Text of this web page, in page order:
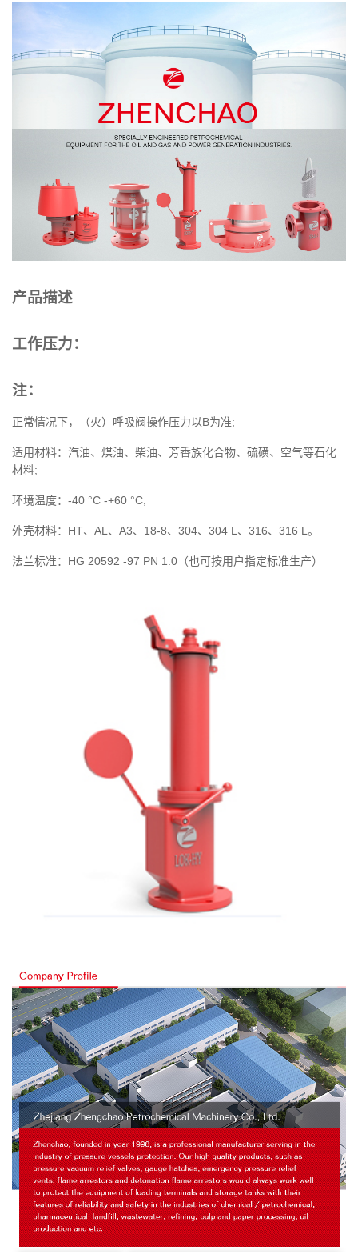
产品描述
工作压力：
注：
正常情况下，（火）呼吸阀操作压力以B为准;
适用材料：汽油、煤油、柴油、芳香族化合物、硫磺、空气等石化
材料;
环境温度：-40 °C -+60 °C;
外壳材料：HT、AL、A3、18-8、304、304 L、316、316 L。
法兰标准：HG 20592 -97 PN 1.0（也可按用户指定标准生产）